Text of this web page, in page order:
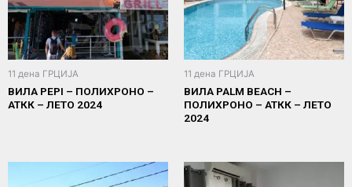
11 дена ГРЦИЈА
ВИЛА PEPI – ПОЛИХРОНО –
АТКК – ЛЕТО 2024
11 дена ГРЦИЈА
ВИЛА PALM BEACH –
ПОЛИХРОНО – АТКК – ЛЕТО
2024